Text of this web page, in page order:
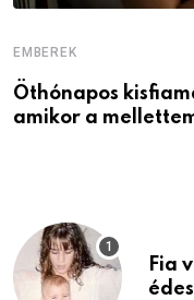
EMBEREK
Öthónapos
amikor a
Fia